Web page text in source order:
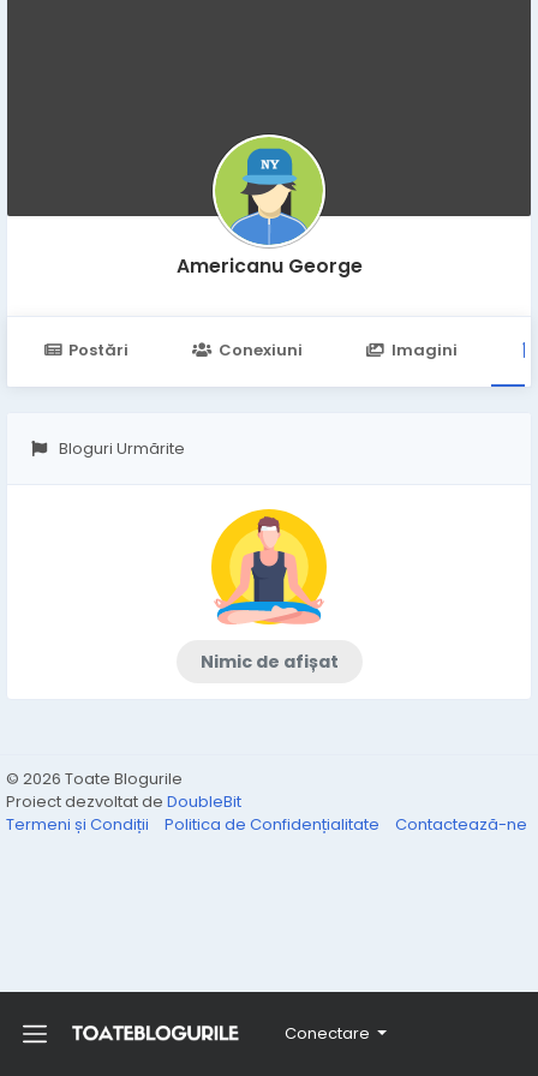
Conectare
Americanu George
Postări Conexiuni Imagini
Bloguri Urmărite
Nimic de afișat
© 2026 Toate Blogurile
Proiect dezvoltat de DoubleBit
Termeni și Condiții
Politica de Confidențialitate Contactează-ne